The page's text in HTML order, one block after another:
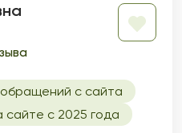
с сайта
сайте с 2025 года